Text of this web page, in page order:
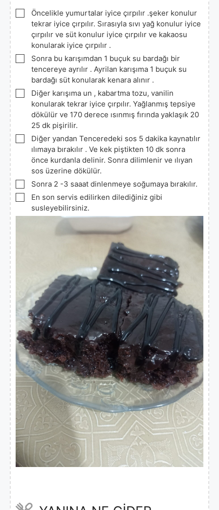
▢
Öncelikle yumurtalar iyice çırpılır .şeker konulur
tekrar iyice çırpılır. Sırasıyla sıvı yağ konulur iyice
çırpılır ve süt konulur iyice çırpılır ve kakaosu
konularak iyice çırpılır .
▢
Sonra bu karışımdan 1 buçuk su bardağı bir
tencereye ayrılır . Ayrilan karışıma 1 buçuk su
bardağı süt konularak kenara alınır .
▢
Diğer karışıma un , kabartma tozu, vanilin
konularak tekrar iyice çırpılır. Yağlanmış tepsiye
dökülür ve 170 derece ısınmış fırında yaklaşık 20
25 dk pişirilir.
▢
Diğer yandan Tenceredeki sos 5 dakika kaynatılır
ılımaya bırakılır . Ve kek piştikten 10 dk sonra
önce kurdanla delinir. Sonra dilimlenir ve ılıyan
sos üzerine dökülür.
▢
Sonra 2 -3 saaat dinlenmeye soğumaya bırakılır.
▢
En son servis edilirken dilediğiniz gibi
susleyebilirsiniz.